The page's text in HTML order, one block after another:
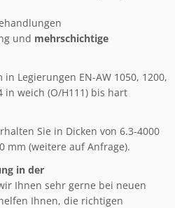
und mehrschichtige
Legierungen EN-AW 1050, 1200,
in weich (O/H111) bis hart
Sie in Dicken von 6.3-4000
mm (weitere auf Anfrage).
in der
Ihnen sehr gerne bei neuen
Ihnen, die richtigen